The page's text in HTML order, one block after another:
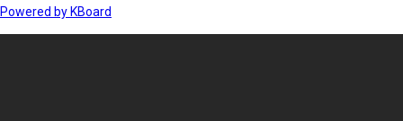
Powered by KBoard